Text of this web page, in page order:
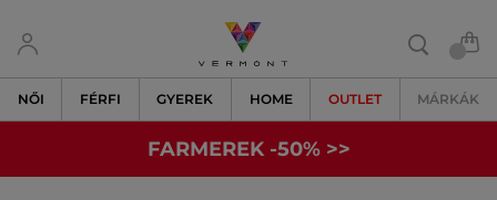
NŐI FÉRFI GYEREK HOME OUTLET MÁRKÁK
FARMEREK -50% >>